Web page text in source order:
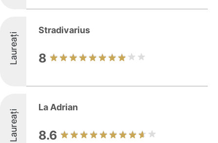
Laureați
Stradivarius
8
Laureați
La Adrian
8.6